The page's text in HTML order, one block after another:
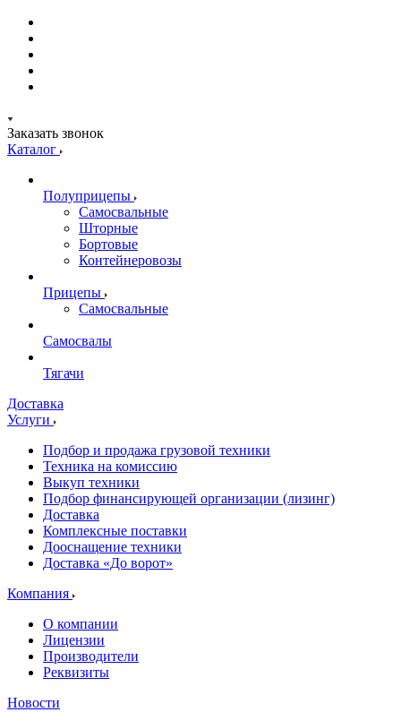
Заказать звонок
Каталог
Полуприцепы
Самосвальные
Шторные
Бортовые
Контейнеровозы
Прицепы
Самосвальные
Самосвалы
Тягачи
Доставка
Услуги
Подбор и продажа грузовой техники
Техника на комиссию
Выкуп техники
Подбор финансирующей организации (лизинг)
Доставка
Комплексные поставки
Дооснащение техники
Доставка «До ворот»
Компания
О компании
Лицензии
Производители
Реквизиты
Новости